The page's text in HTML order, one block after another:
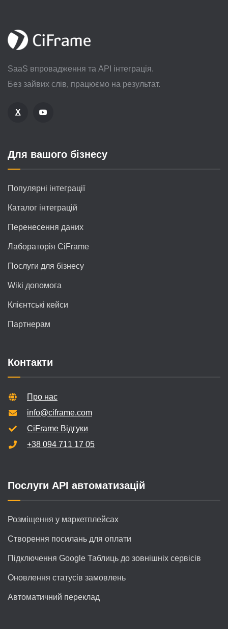
SaaS впровадження та API інтеграція.
Без зайвих слів, працюємо на результат.
X
Для вашого бізнесу
Популярні інтеграції
Каталог інтеграцій
Перенесення даних
Лабораторія CiFrame
Послуги для бізнесу
Wiki допомога
Клієнтські кейси
Партнерам
Контакти
Про нас
info@ciframe.com
CiFrame Відгуки
+38 094 711 17 05
Послуги API автоматизацій
Розміщення у маркетплейсах
Створення посилань для оплати
Підключення Google Таблиць до зовнішніх сервісів
Оновлення статусів замовлень
Автоматичний переклад